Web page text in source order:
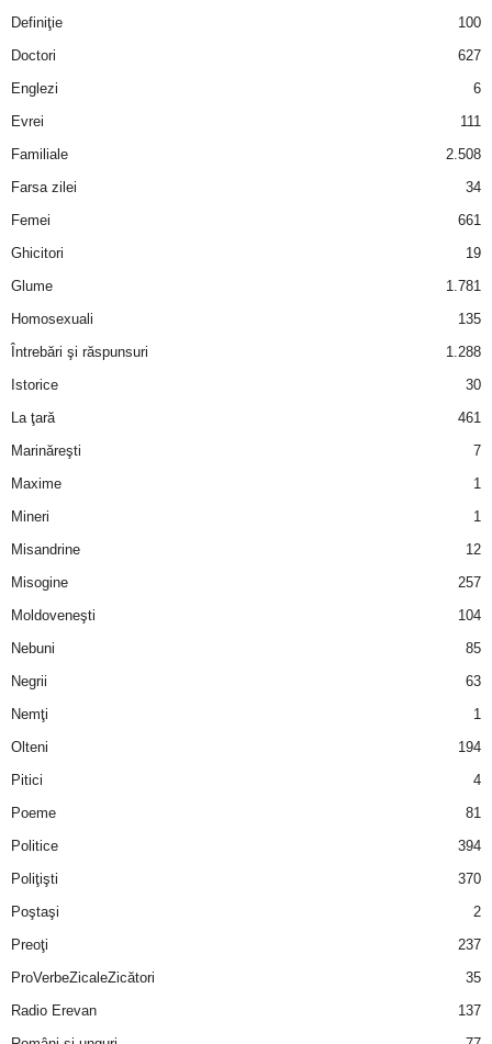
Definiţie
100
Doctori
627
Englezi
6
Evrei
111
Familiale
2.508
Farsa zilei
34
Femei
661
Ghicitori
19
Glume
1.781
Homosexuali
135
Întrebări şi răspunsuri
1.288
Istorice
30
La ţară
461
Marinăreşti
7
Maxime
1
Mineri
1
Misandrine
12
Misogine
257
Moldoveneşti
104
Nebuni
85
Negrii
63
Nemţi
1
Olteni
194
Pitici
4
Poeme
81
Politice
394
Poliţişti
370
Poştaşi
2
Preoţi
237
ProVerbeZicaleZicători
35
Radio Erevan
137